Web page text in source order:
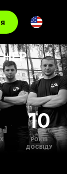
10
РОКІВ
ДОСВІДУ